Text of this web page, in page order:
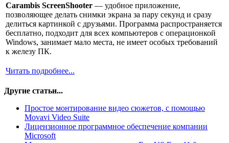
Carambis ScreenShooter — удобное приложение,
позволяющее делать снимки экрана за пару секунд и сразу
делиться картинкой с друзьями. Программа распространяется
бесплатно, подходит для всех компьютеров с операционкой
Windows, занимает мало места, не имеет особых требований
к железу ПК.
Читать подробнее...
Другие статьи...
Простое монтирование видео сюжетов, с помощью
Movavi Video Suite
Лицензионное программное обеспечение компании
Microsoft